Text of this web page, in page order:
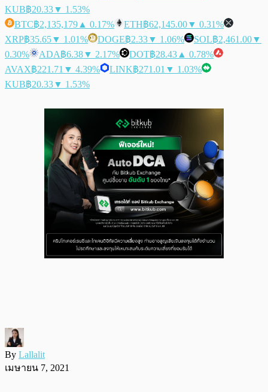
KUB฿20.33▼ 1.53%
BTC฿2,135,179 ▲ 0.17% ETH฿62,145.00▼ 0.31%
XRP฿35.65▼ 1.01% DOGE฿2.33▼ 1.06% SOL฿2,461.00▼
0.30%
ADA฿6.38▼ 2.17% DOT฿28.43 ▲ 0.78%
AVAX฿221.71 ▼ 4.39% LINK฿271.01 ▼ 1.03%
KUB฿20.33▼ 1.53%
By Lallalit
เมษายน 7, 2021